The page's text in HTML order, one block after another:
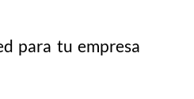
para tu empresa